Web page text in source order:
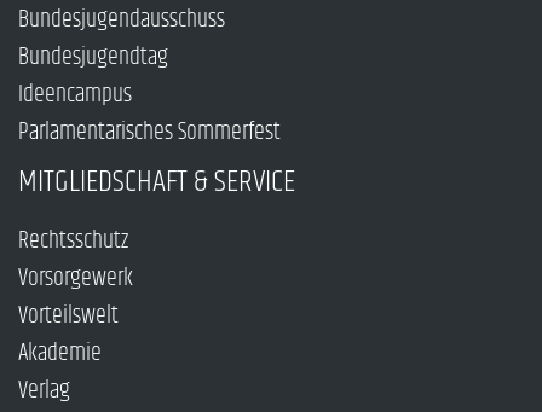
Bundesjugendausschuss
Bundesjugendtag
Ideencampus
Parlamentarisches Sommerfest
MITGLIEDSCHAFT & SERVICE
Rechtsschutz
Vorsorgewerk
Vorteilswelt
Akademie
Verlag